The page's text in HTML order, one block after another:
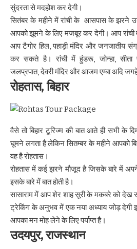
सुंदरता से मदहोश कर देगी।
सितंबर के महीने में रांची के आसपास के झरने
आपको झूमने के लिए मजबूर कर देगी। आप रांची
आप टैगोर हिल, पहाड़ी मंदिर और जनजातीय
कर सकते है। रांची में हुंडरू, जोन्हा, सीता
जलप्रपात, देवरी मंदिर और आजम एम्बा अदि
रोहतास,बिहार
वैसे तो बिहार टूरिज्म की बात आते ही सभी के
घूमने लगता है लेकिन सितम्बर के महीने आपको
वह है रोहतास।
रोहतास में कई झरने मौजूद है जिसके बारे में
इसके बारे में बात होती है।
सासाराम में आप शेर शाह सूरी के मकबरे को देख
ट्रेकिंग के अनुभव में एक नया अध्याय जोड़ देगी
आपका मन मोह लेने के लिए पर्याप्त है।
उदयपुर, राजस्थान